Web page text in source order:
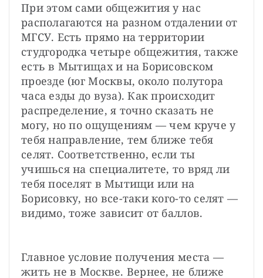
При этом сами общежития у нас
располагаются на разном отдалении от
МГСУ. Есть прямо на территории
студгородка четыре общежития, также
есть в Мытищах и на Борисовском
проезде (юг Москвы, около полутора
часа езды до вуза). Как происходит
распределение, я точно сказать не
могу, но по ощущениям — чем круче у
тебя направление, тем ближе тебя
селят. Соответственно, если ты
учишься на специалитете, то вряд ли
тебя поселят в Мытищи или на
Борисовку, но все-таки кого-то селят —
видимо, тоже зависит от баллов.
Главное условие получения места —
жить не в Москве. Вернее, не ближе